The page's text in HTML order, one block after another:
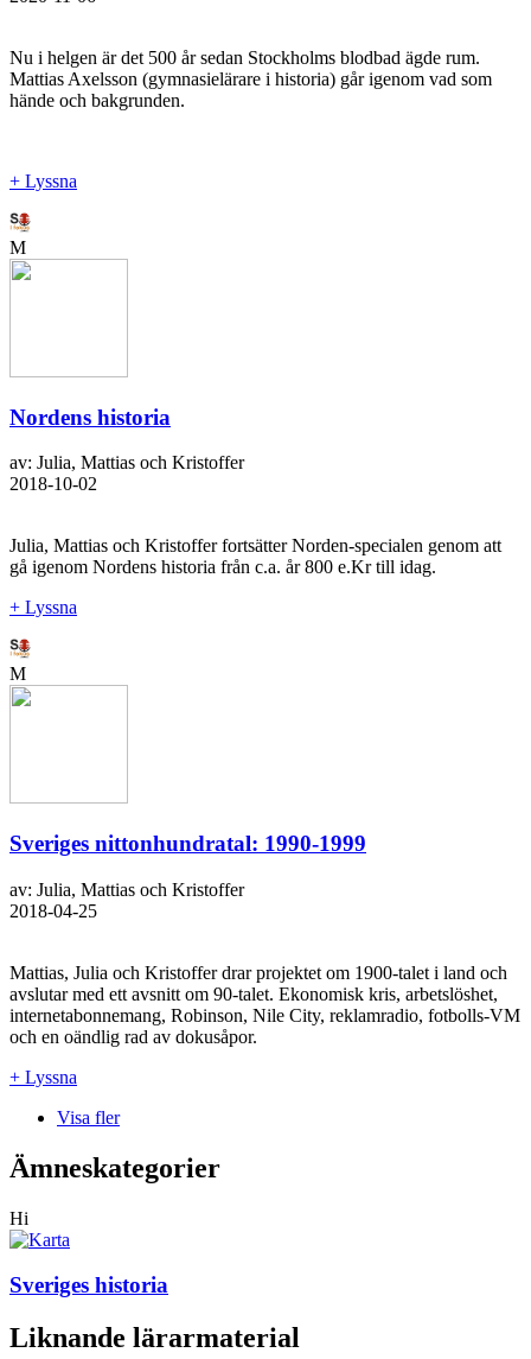
Nu i helgen är det 500 år sedan Stockholms blodbad ägde rum.
Mattias Axelsson (gymnasielärare i historia) går igenom vad som
hände och bakgrunden.
+ Lyssna
M
Nordens historia
av: Julia, Mattias och Kristoffer
2018-10-02
Julia, Mattias och Kristoffer fortsätter Norden-specialen genom att
gå igenom Nordens historia från c.a. år 800 e.Kr till idag.
+ Lyssna
M
Sveriges nittonhundratal: 1990-1999
av: Julia, Mattias och Kristoffer
2018-04-25
Mattias, Julia och Kristoffer drar projektet om 1900-talet i land och
avslutar med ett avsnitt om 90-talet. Ekonomisk kris, arbetslöshet,
internetabonnemang, Robinson, Nile City, reklamradio, fotbolls-VM
och en oändlig rad av dokusåpor.
+ Lyssna
Visa fler
Ämneskategorier
Hi
Sveriges historia
Liknande lärarmaterial